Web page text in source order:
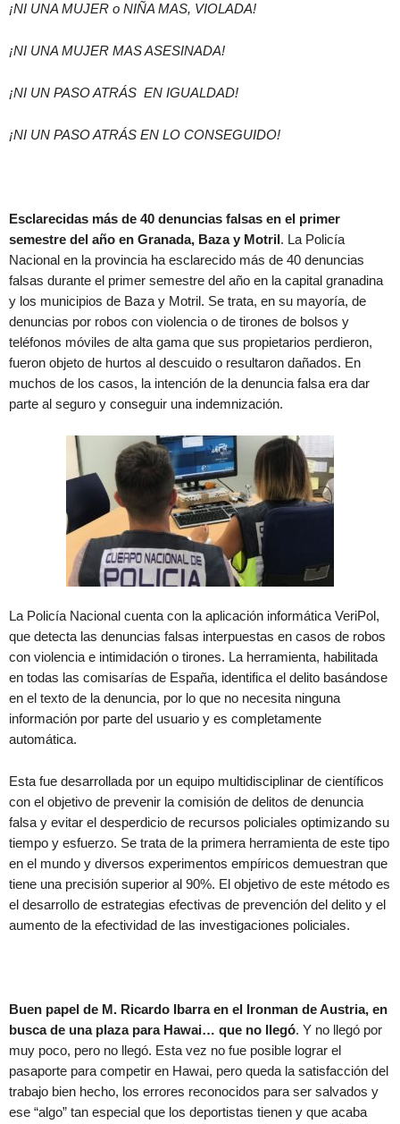
¡NI UNA MUJER o NIÑA MAS, VIOLADA!
¡NI UNA MUJER MAS ASESINADA!
¡NI UN PASO ATRÁS EN IGUALDAD!
¡NI UN PASO ATRÁS EN LO CONSEGUIDO!
Esclarecidas más de 40 denuncias falsas en el primer
semestre del año en Granada, Baza y Motril. La Policía
Nacional en la provincia ha esclarecido más de 40 denuncias
falsas durante el primer semestre del año en la capital granadina
y los municipios de Baza y Motril. Se trata, en su mayoría, de
denuncias por robos con violencia o de tirones de bolsos y
teléfonos móviles de alta gama que sus propietarios perdieron,
fueron objeto de hurtos al descuido o resultaron dañados. En
muchos de los casos, la intención de la denuncia falsa era dar
parte al seguro y conseguir una indemnización.
La Policía Nacional cuenta con la aplicación informática VeriPol,
que detecta las denuncias falsas interpuestas en casos de robos
con violencia e intimidación o tirones. La herramienta, habilitada
en todas las comisarías de España, identifica el delito basándose
en el texto de la denuncia, por lo que no necesita ninguna
información por parte del usuario y es completamente
automática.
Esta fue desarrollada por un equipo multidisciplinar de científicos
con el objetivo de prevenir la comisión de delitos de denuncia
falsa y evitar el desperdicio de recursos policiales optimizando su
tiempo y esfuerzo. Se trata de la primera herramienta de este tipo
en el mundo y diversos experimentos empíricos demuestran que
tiene una precisión superior al 90%. El objetivo de este método es
el desarrollo de estrategias efectivas de prevención del delito y el
aumento de la efectividad de las investigaciones policiales.
Buen papel de M. Ricardo Ibarra en el Ironman de Austria, en
busca de una plaza para Hawai… que no llegó. Y no llegó por
muy poco, pero no llegó. Esta vez no fue posible lograr el
pasaporte para competir en Hawai, pero queda la satisfacción del
trabajo bien hecho, los errores reconocidos para ser salvados y
ese “algo” tan especial que los deportistas tienen y que acaba